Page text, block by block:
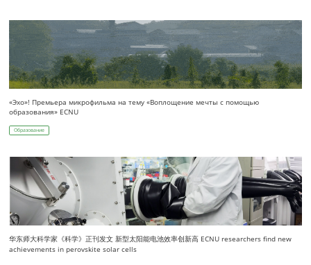
«Эхо»! Премьера микрофильма на тему «Воплощение мечты с помощью
образования» ECNU
Образование
华东师大科学家《科学》正刊发文 新型太阳能电池效率创新高 ECNU researchers find new
achievements in perovskite solar cells